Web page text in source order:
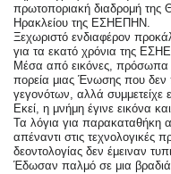
πρωτοποριακή διαδρομή της
Ηρακλείου της ΕΣΗΕΠΗΝ.
Ξεχωριστό ενδιαφέρον
για τα εκατό χρόνια της
Μέσα από εικόνες, πρόσωπα
πορεία μιας Ένωσης που δεν
γεγονότων, αλλά συμμετείχε
Εκεί, η μνήμη έγινε εικόνα
Τα λόγια για παρακαταθήκη
απέναντι στις τεχνολογικές
δεοντολογίας δεν έμειναν
Έδωσαν παλμό σε μια